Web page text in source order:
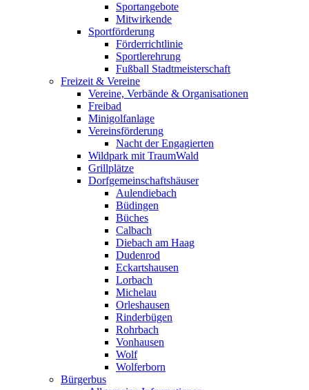
Sportangebote
Mitwirkende
Sportförderung
Förderrichtlinie
Sportlerehrung
Fußball Stadtmeisterschaft
Freizeit & Vereine
Vereine, Verbände & Organisationen
Freibad
Minigolfanlage
Vereinsförderung
Nacht der Engagierten
Wildpark mit TraumWald
Grillplätze
Dorfgemeinschaftshäuser
Aulendiebach
Büdingen
Büches
Calbach
Diebach am Haag
Dudenrod
Eckartshausen
Lorbach
Michelau
Orleshausen
Rinderbügen
Rohrbach
Vonhausen
Wolf
Wolferborn
Bürgerbus